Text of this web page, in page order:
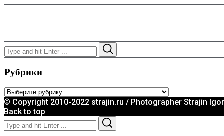
Search
for:
Рубрики
Рубрики
© Copyright 2010-2022 strajin.ru / Photographer Strajin Igor
Back to top
Search
for: